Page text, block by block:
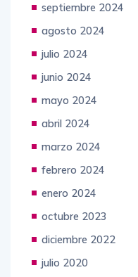
septiembre 2024
agosto 2024
julio 2024
junio 2024
mayo 2024
abril 2024
marzo 2024
febrero 2024
enero 2024
octubre 2023
diciembre 2022
julio 2020